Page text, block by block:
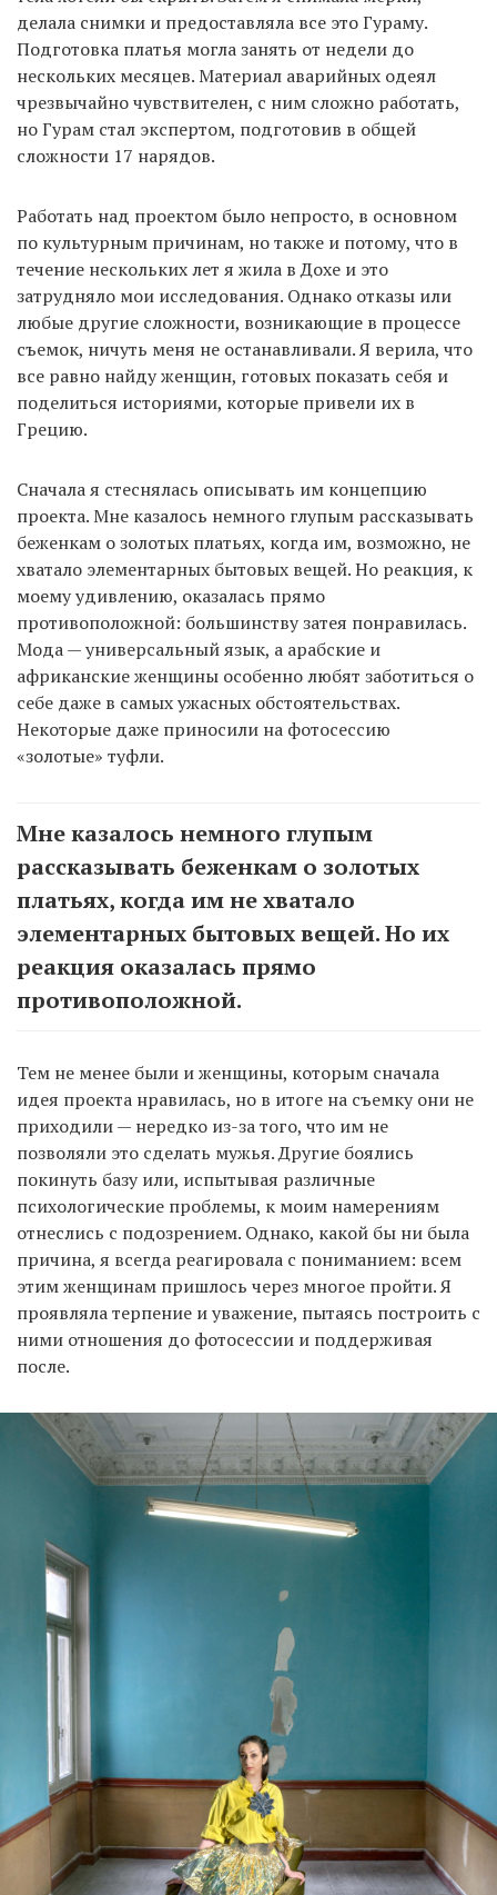
делала снимки и предоставляла все это Гураму.
Подготовка платья могла занять от недели до
нескольких месяцев. Материал аварийных одеял
чрезвычайно чувствителен, с ним сложно работать,
но Гурам стал экспертом, подготовив в общей
сложности 17 нарядов.
Работать над проектом было непросто, в основном
по культурным причинам, но также и потому, что в
течение нескольких лет я жила в Дохе и это
затрудняло мои исследования. Однако отказы или
любые другие сложности, возникающие в процессе
съемок, ничуть меня не останавливали. Я верила, что
все равно найду женщин, готовых показать себя и
поделиться историями, которые привели их в
Грецию.
Сначала я стеснялась описывать им концепцию
проекта. Мне казалось немного глупым рассказывать
беженкам о золотых платьях, когда им, возможно, не
хватало элементарных бытовых вещей. Но реакция, к
моему удивлению, оказалась прямо
противоположной: большинству затея понравилась.
Мода — универсальный язык, а арабские и
африканские женщины особенно любят заботиться о
себе даже в самых ужасных обстоятельствах.
Некоторые даже приносили на фотосессию
«золотые» туфли.
Мне казалось немного глупым
рассказывать беженкам о золотых
платьях, когда им не хватало
элементарных бытовых вещей. Но их
реакция оказалась прямо
противоположной.
Тем не менее были и женщины, которым сначала
идея проекта нравилась, но в итоге на съемку они не
приходили — нередко из-за того, что им не
позволяли это сделать мужья. Другие боялись
покинуть базу или, испытывая различные
психологические проблемы, к моим намерениям
отнеслись с подозрением. Однако, какой бы ни была
причина, я всегда реагировала с пониманием: всем
этим женщинам пришлось через многое пройти. Я
проявляла терпение и уважение, пытаясь построить с
ними отношения до фотосессии и поддерживая
после.